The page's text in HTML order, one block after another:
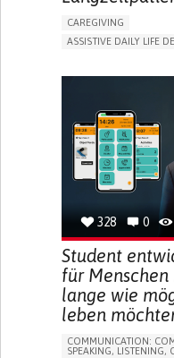
CAREGIVING
ASSISTIVE DAILY LIFE
MAINTAINING
PREVENTING
GENERAL AND FAMILY
UNITED STATES
328 0
Student
für
lange wie
leben
COMMUNICATION:
SPEAKING, LISTENING,